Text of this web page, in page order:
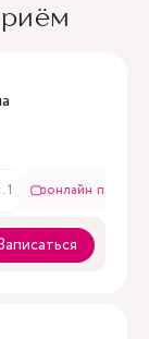
1 онлайн приём